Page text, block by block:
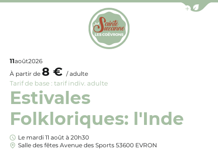
Afficher la
11août2026
À partir de 8 € / adulte
Tarif de base : tarif indiv. adulte
Estivales
Folkloriques: l'Inde
Le mardi 11 août à 20h30
Salle des fêtes Avenue des Sports 53600 EVRON